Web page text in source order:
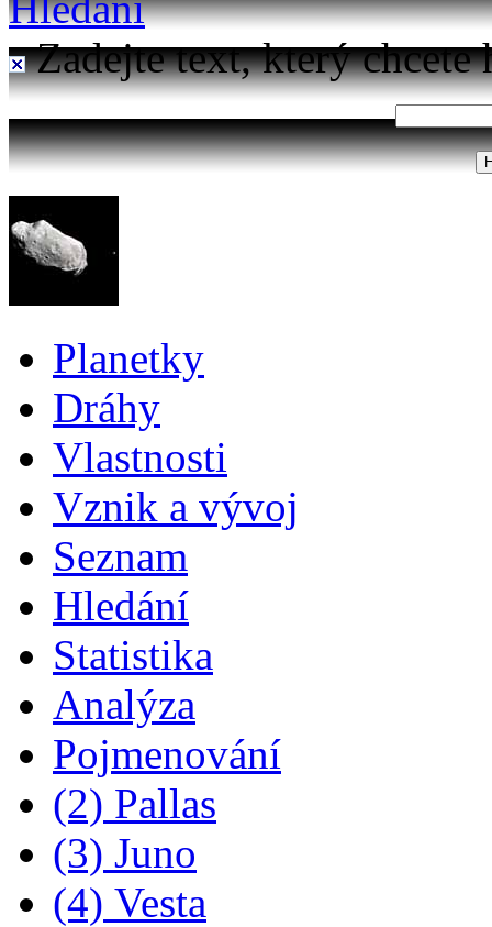
Zadejte text, který chcete
Planetky
Dráhy
Vlastnosti
Vznik a vývoj
Seznam
Hledání
Statistika
Analýza
Pojmenování
(2) Pallas
(3) Juno
(4) Vesta